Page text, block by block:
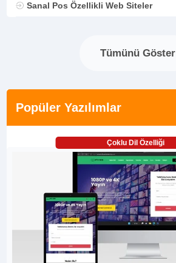
Sanal Pos Özellikli Web Siteler
Tümünü Göster
Popüler Yazılımlar
Çoklu Dil Özelliği